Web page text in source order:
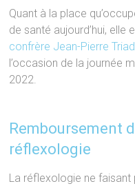
Quant à la place
de santé aujourd’hui,
confrère Jean-Pierre
l’occasion de la journée
2022.
Remboursement
réflexologie
La réflexologie ne